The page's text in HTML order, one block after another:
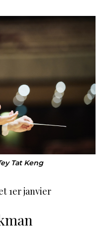
Tat Keng
1er janvier